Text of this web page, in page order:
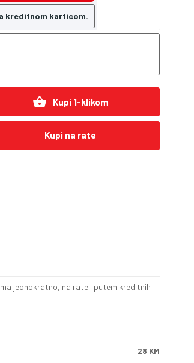
kreditnom karticom.
shopping_basket Kupi 1-klikom
Kupi na rate
jednokratno, na rate i putem kreditnih
28 KM